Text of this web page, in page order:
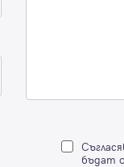
бъдат
ви!